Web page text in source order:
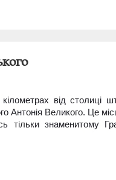
від столиці
Антонія Великого. Це
тільки знаменитому